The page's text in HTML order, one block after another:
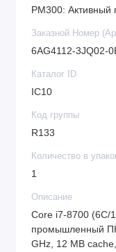
PM300: Активный
Заказной Номер
6AG4112-3JQ02-
Каталог ID
IC10
Код группы
R133
Количество в
1
Описание
Core i7-8700 (6C/
промышленный
GHz, 12 MB